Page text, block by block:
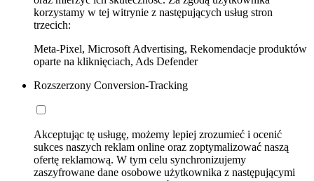
korzystamy w tej witrynie z następujących usług stron
trzecich:
Meta-Pixel, Microsoft Advertising, Rekomendacje produktów
oparte na kliknięciach, Ads Defender
Rozszerzony Conversion-Tracking
Akceptując tę usługę, możemy lepiej zrozumieć i ocenić
sukces naszych reklam online oraz zoptymalizować naszą
ofertę reklamową. W tym celu synchronizujemy
zaszyfrowane dane osobowe użytkownika z następującymi